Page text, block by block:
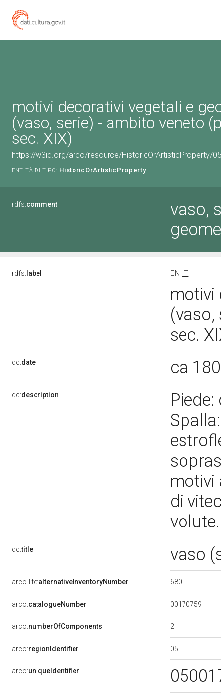
motivi decorativi vegetali e
(vaso, serie) - ambito veneto
sec. XIX)
https://w3id.org/arco/resource/HistoricOrArtisticProperty/
ENTITÀ DI TIPO: HistoricOrArtisticProperty
rdfs:comment
vaso,
rdfs: label EN IT
motivi
(vaso,
sec.
dc:date ca
dc:description
motivi
di
dc:title vaso
arco-lite:alternativeInventoryNumber 680
arco:catalogueNumber 00170759
arco:numberOfComponents 2
arco:regionIdentifier 05
arco:uniqueIdentifier